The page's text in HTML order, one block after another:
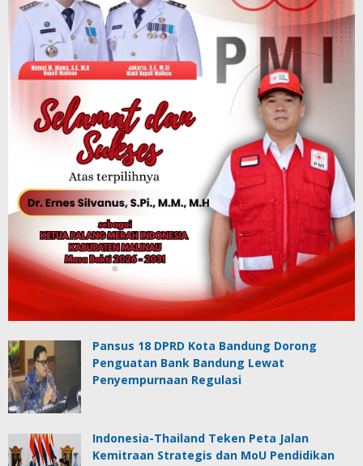
Pansus 18 DPRD Kota Bandung Dorong
Penguatan Bank Bandung Lewat
Penyempurnaan Regulasi
Indonesia-Thailand Teken Peta Jalan
Kemitraan Strategis dan MoU Pendidikan